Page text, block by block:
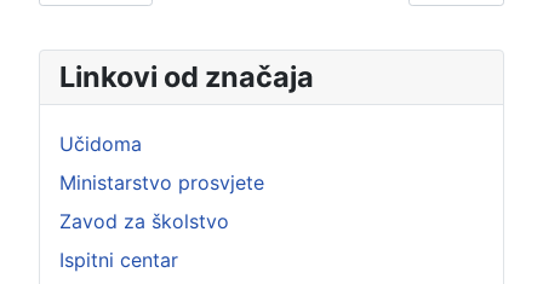
Linkovi od značaja
Učidoma
Ministarstvo prosvjete
Zavod za školstvo
Ispitni centar